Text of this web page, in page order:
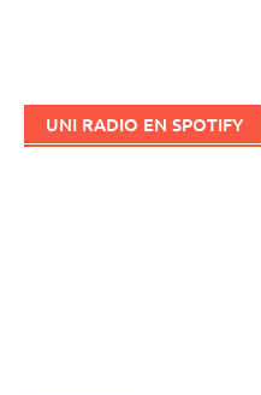
UNI RADIO EN SPOTIFY